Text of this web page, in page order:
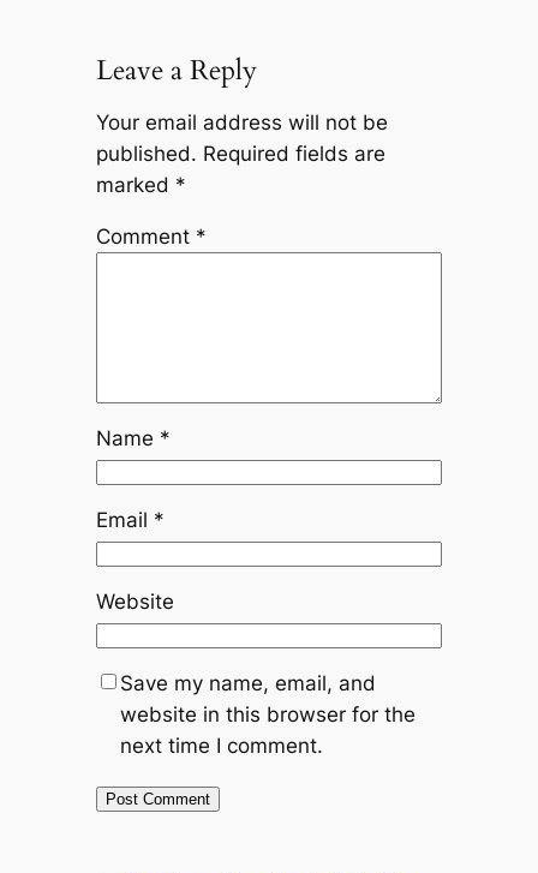
Leave a Reply
Your email address will not be
published. Required fields are
marked *
Comment *
Name *
Email *
Website
Save my name, email, and
website in this browser for the
next time I comment.